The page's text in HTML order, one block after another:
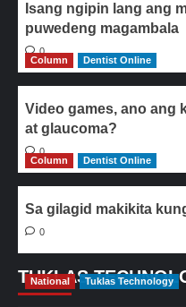
Isang ngipin lang ang
puwedeng magambala
0
Column
Dentist Online
Video games, ano ang
at glaucoma?
0
Column
Dentist Online
Sa gilagid makikita
0
TUKLAS
National Tuklas Technology